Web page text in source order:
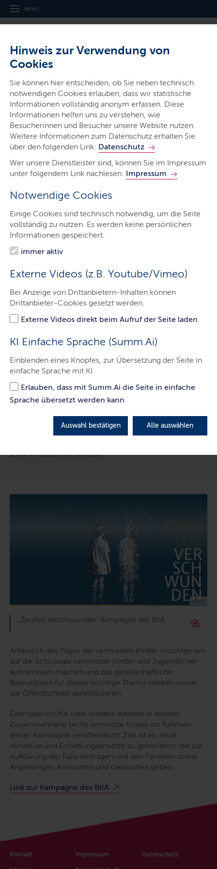
Hinweis zur Verwendung von
Cookies
Sie können hier entscheiden, ob Sie neben technisch
notwendigen Cookies erlauben, dass wir statistische
Informationen vollständig anonym erfassen. Diese
Informationen helfen uns zu verstehen, wie
Besucherinnen und Besucher unsere Website nutzen.
Weitere Informationen zum Datenschutz erhalten Sie
über den folgenden Link: Datenschutz
Wer unsere Dienstleister sind, können Sie im Impressum
unter folgendem Link nachlesen: Impressum
Notwendige Cookies
Einige Cookies sind technisch notwendig, um die Seite
vollständig zu nutzen. Es werden keine persönlichen
Informationen gespeichert.
immer aktiv
Externe Videos (z.B. Youtube/Vimeo)
Bei Anzeige von Drittanbietern-Inhalten können
Drittanbieter-Cookies gesetzt werden.
Externe Videos direkt beim Aufruf der Seite laden
KI Einfache Sprache (Summ.Ai)
Einblenden eines Knopfes, zur Übersetzung der Seite in
einfache Sprache mit KI.
Erlauben, dass mit Summ.Ai die Seite in einfache
Sprache übersetzt werden kann
Auswahl bestätigen Alle auswählen
MENÜ
Landespolizei
Schleswig-Holstein
Ministerien & Behörden
Start
Das sind wir
Onlinewache
Prävention
Verkehrssicherheit
Fahndungen
Bundesweite Kampagne „Spurlos
Verschwunden“
Kampagne „Spurlos Verschwunden“ des
Bundeskriminalamtes.
LETZTE AKTUALISIERUNG: 28.07.2026
© BKA
„Spurlos verschwunden“ Kampagne des BKA
Anlässlich des Tages der vermissten Kinder möchten wir
auf die Schicksale vermisster Kinder und Jugendlicher
aufmerksam machen und das gesellschaftliche
Bewusstsein für dieses wichtige Thema stärken sowie
die Öffentlichkeit sensibilisieren.
Exemplarisch für viele weitere werden in diesem
Zusammenhang sechs vermisste Kinder im Rahmen
dieser Kampagne veröffentlicht. Ziel ist es, neue
Hinweise und Ermittlungsansätze zu generieren, die zur
Aufklärung der Fälle beitragen und den Familien sowie
Angehörigen Antworten und Gewissheit geben.
Link zur Kampagne des BKA
Kontakt Impressum Datenschutz